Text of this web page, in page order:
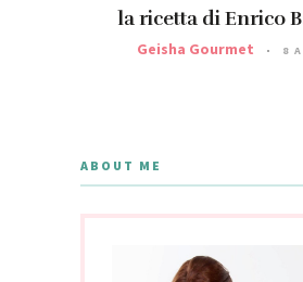
la ricetta di Enrico
Geisha Gourmet 8
ABOUT ME